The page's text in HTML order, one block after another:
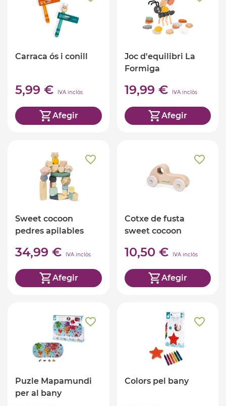
Carraca ós i conill
5,99 € IVA inclòs
Afegir
Joc d'equilibri La
Formiga
19,99 € IVA inclòs
Afegir
Sweet cocoon
pedres apilables
34,99 € IVA inclòs
Afegir
Cotxe de fusta
sweet cocoon
10,50 € IVA inclòs
Afegir
Puzle Mapamundi
per al bany
Colors pel bany